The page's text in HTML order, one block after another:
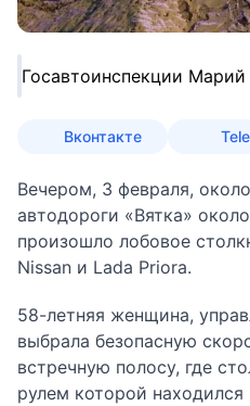
Госавтоинспекции
Вконтакте
Вечером, 3 февраля,
автодороги «Вятка»
произошло лобовое
Nissan и Lada Priora.
58-летняя женщина,
выбрала безопасную
встречную полосу, где
рулем которой